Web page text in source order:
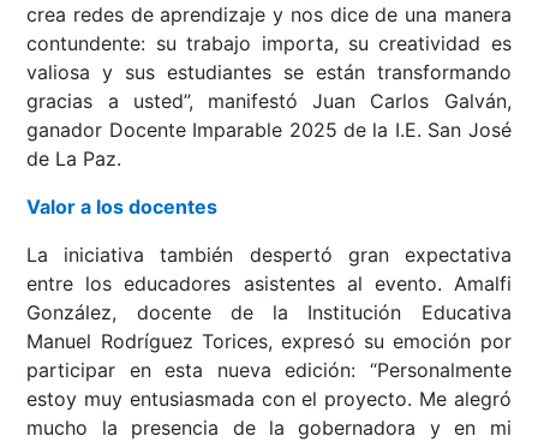
crea redes de aprendizaje y nos dice de una manera
contundente: su trabajo importa, su creatividad es
valiosa y sus estudiantes se están transformando
gracias a usted”, manifestó Juan Carlos Galván,
ganador Docente Imparable 2025 de la I.E. San José
de La Paz.
Valor a los docentes
La iniciativa también despertó gran expectativa
entre los educadores asistentes al evento. Amalfi
González, docente de la Institución Educativa
Manuel Rodríguez Torices, expresó su emoción por
participar en esta nueva edición: “Personalmente
estoy muy entusiasmada con el proyecto. Me alegró
mucho la presencia de la gobernadora y en mi